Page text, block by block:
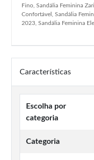
Fino, Sandália Feminina
Confortável, Sandália
2023, Sandália Feminina
Características
Escolha por
categoria
Categoria